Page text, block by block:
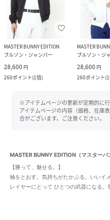
MASTER BUNNY EDITION
ブルゾン・ジャンパー
28,600 円
260ポイント(1倍)
MASTER
ブルゾン・ジ
28,600 円
260ポイント(
※アイテムページの更新が定期的に
アイテムページの内容（価格、在庫
合がございます。ご注意ください。
MASTER BUNNY EDITION（マスターバ
【勝って、魅せる。】
袖をとおす。気持ちがたかぶる。いいイ
レイヤーにとって ひとつの武器になる。